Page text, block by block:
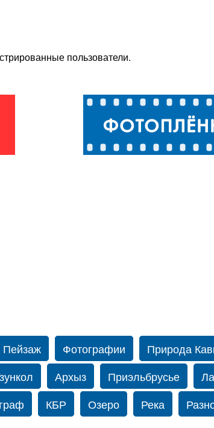
пользователи.
Пейзаж Фотографии Природа
Архыз Приэльбрусье
КБР Озеро Река